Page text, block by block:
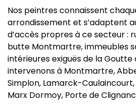
Nos peintres connaissent
arrondissement et s’adaptent
d’accès propres à ce secteur :
butte Montmartre, immeubles
intérieures exiguës de la Goutte
intervenons à Montmartre,
Simplon, Lamarck-
Marx Dormoy, Porte de